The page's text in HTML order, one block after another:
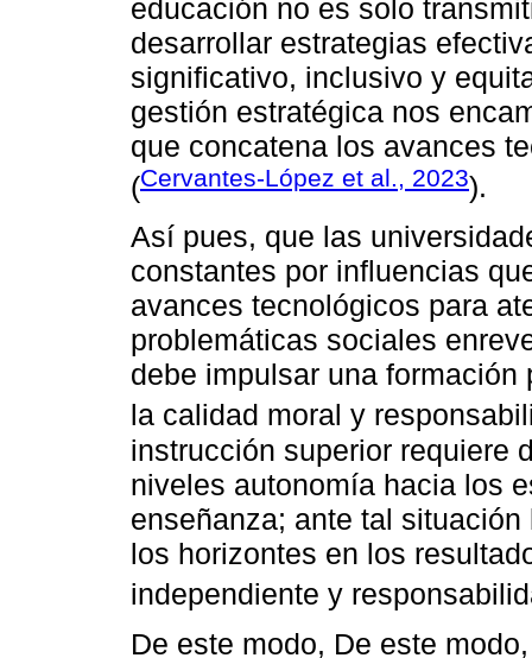
educación no es solo
desarrollar estrategias
significativo, inclusivo y
gestión estratégica nos
que concatena los avances
(Cervantes-López et al., 2023).
Así pues, que las
constantes por influencias
avances tecnológicos para
problemáticas sociales
debe impulsar una
la calidad moral y
instrucción superior requiere
niveles autonomía hacia los
enseñanza; ante tal
los horizontes en los
independiente y
De este modo, De este